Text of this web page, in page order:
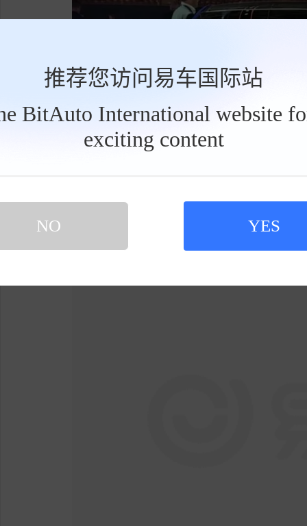
推荐您访问易车国际站
BitAuto International website
exciting content
NO YES